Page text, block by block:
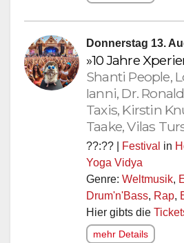
Donnerstag 13.
»10 Jahre
Shanti People,
Ianni, Dr.
Taxis, Kirstin
Taake, Vilas
??:?? | Festival in
Yoga Vidya
Genre: Weltmusik,
Drum'n'Bass, Rap,
Hier gibts die
mehr Details